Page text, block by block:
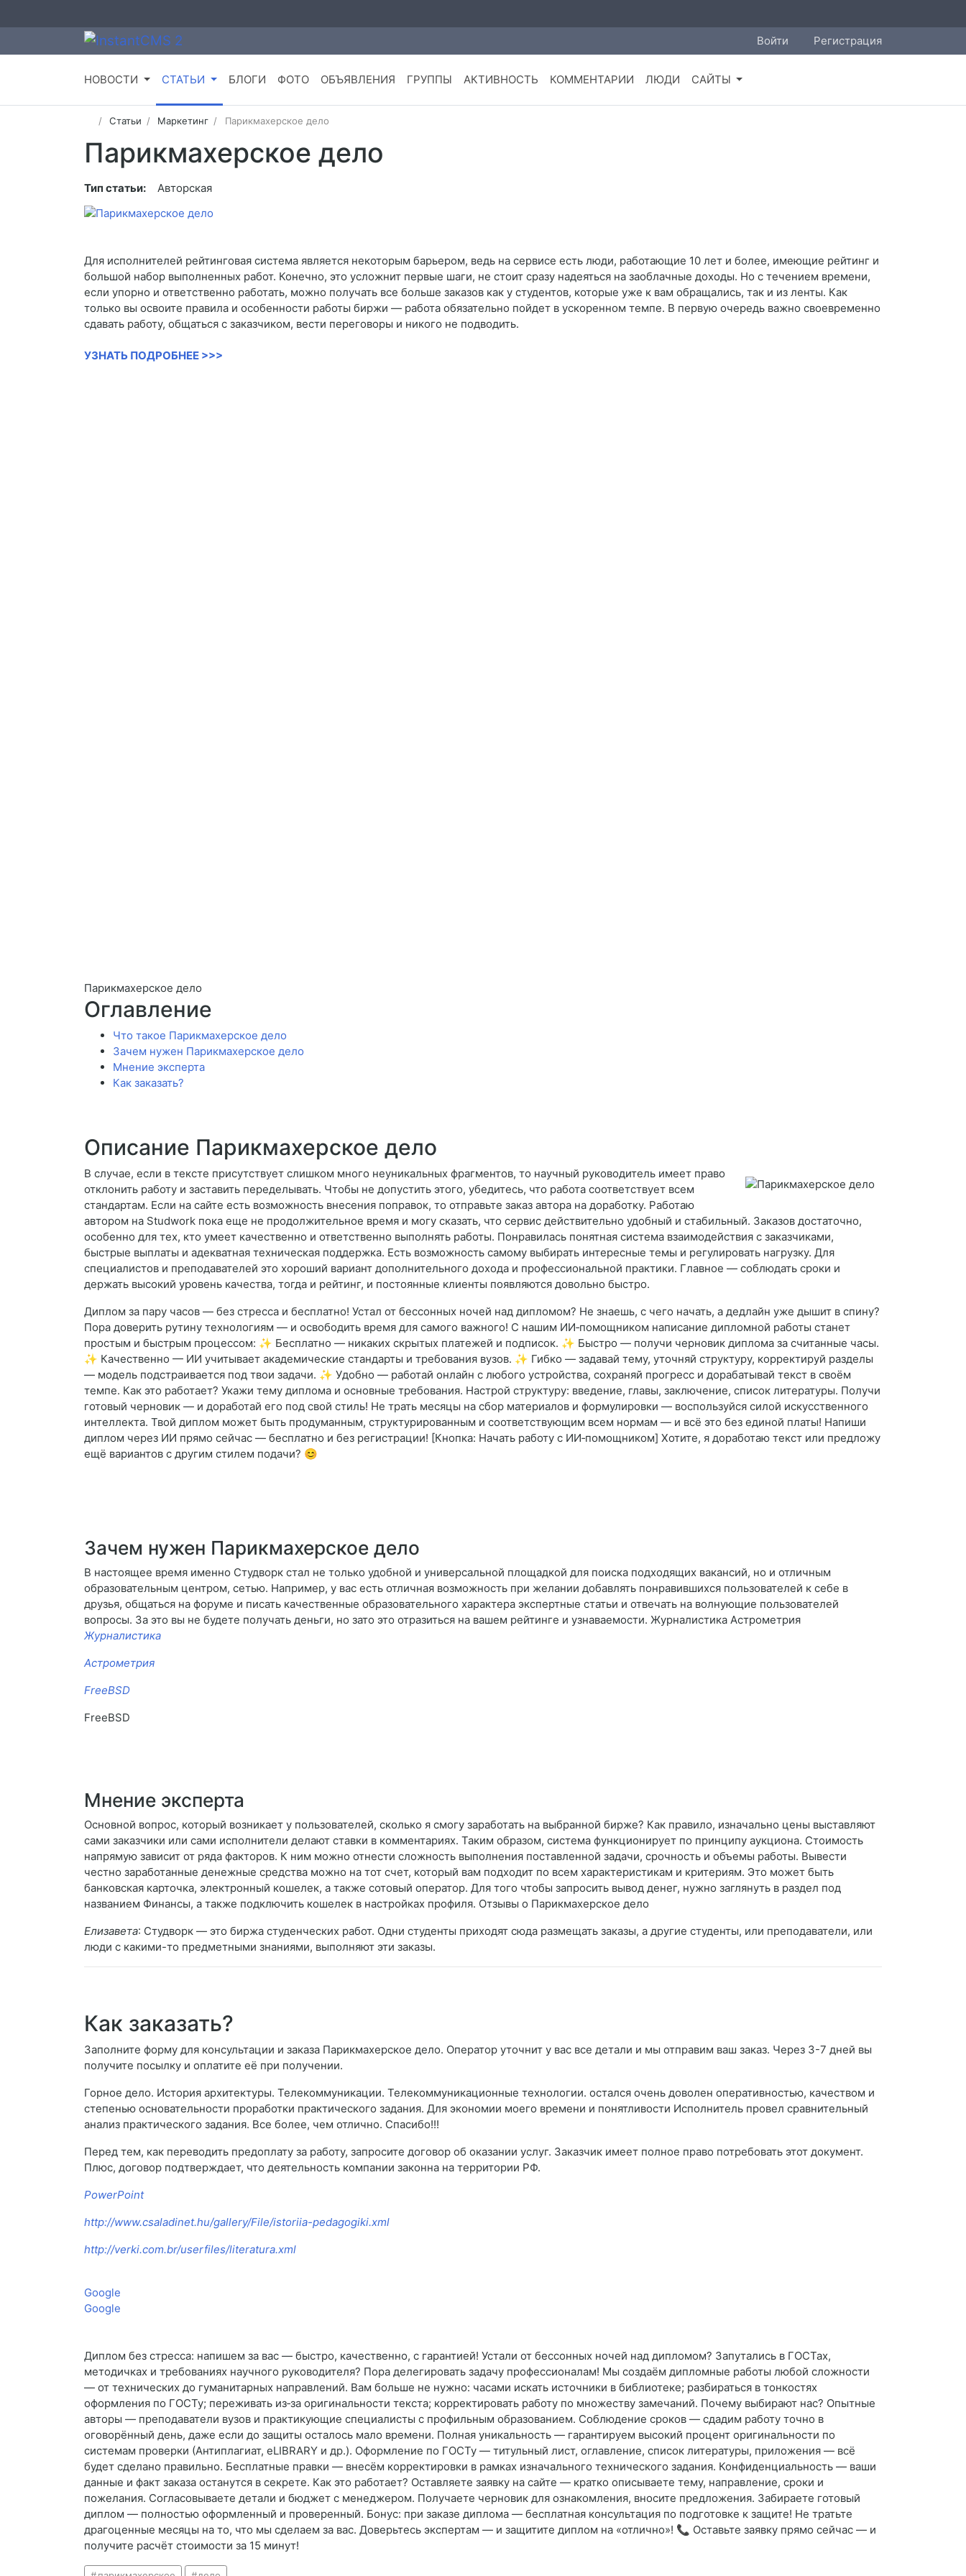
Войти Регистрация
НОВОСТИ СТАТЬИ БЛОГИ ФОТО ОБЪЯВЛЕНИЯ ГРУППЫ АКТИВНОСТЬ КОММЕНТАРИИ ЛЮДИ САЙТЫ
Статьи Маркетинг Парикмахерское дело
Парикмахерское дело
Тип статьи: Авторская
Для исполнителей рейтинговая система является некоторым барьером, ведь на сервисе есть люди, работающие 10 лет и более, имеющие рейтинг и
большой набор выполненных работ. Конечно, это усложнит первые шаги, не стоит сразу надеяться на заоблачные доходы. Но с течением времени,
если упорно и ответственно работать, можно получать все больше заказов как у студентов, которые уже к вам обращались, так и из ленты. Как
только вы освоите правила и особенности работы биржи — работа обязательно пойдет в ускоренном темпе. В первую очередь важно своевременно
сдавать работу, общаться с заказчиком, вести переговоры и никого не подводить.
УЗНАТЬ ПОДРОБНЕЕ >>>
Парикмахерское дело
Оглавление
Что такое Парикмахерское дело
Зачем нужен Парикмахерское дело
Мнение эксперта
Как заказать?
Описание Парикмахерское дело
В случае, если в тексте присутствует слишком много неуникальных фрагментов, то научный руководитель имеет право
отклонить работу и заставить переделывать. Чтобы не допустить этого, убедитесь, что работа соответствует всем
стандартам. Если на сайте есть возможность внесения поправок, то отправьте заказ автора на доработку. Работаю
автором на Studwork пока еще не продолжительное время и могу сказать, что сервис действительно удобный и стабильный. Заказов достаточно,
особенно для тех, кто умеет качественно и ответственно выполнять работы. Понравилась понятная система взаимодействия с заказчиками,
быстрые выплаты и адекватная техническая поддержка. Есть возможность самому выбирать интересные темы и регулировать нагрузку. Для
специалистов и преподавателей это хороший вариант дополнительного дохода и профессиональной практики. Главное — соблюдать сроки и
держать высокий уровень качества, тогда и рейтинг, и постоянные клиенты появляются довольно быстро.
Диплом за пару часов — без стресса и бесплатно! Устал от бессонных ночей над дипломом? Не знаешь, с чего начать, а дедлайн уже дышит в спину?
Пора доверить рутину технологиям — и освободить время для самого важного! С нашим ИИ‑помощником написание дипломной работы станет
простым и быстрым процессом: ✨ Бесплатно — никаких скрытых платежей и подписок. ✨ Быстро — получи черновик диплома за считанные часы.
✨ Качественно — ИИ учитывает академические стандарты и требования вузов. ✨ Гибко — задавай тему, уточняй структуру, корректируй разделы
— модель подстраивается под твои задачи. ✨ Удобно — работай онлайн с любого устройства, сохраняй прогресс и дорабатывай текст в своём
темпе. Как это работает? Укажи тему диплома и основные требования. Настрой структуру: введение, главы, заключение, список литературы. Получи
готовый черновик — и доработай его под свой стиль! Не трать месяцы на сбор материалов и формулировки — воспользуйся силой искусственного
интеллекта. Твой диплом может быть продуманным, структурированным и соответствующим всем нормам — и всё это без единой платы! Напиши
диплом через ИИ прямо сейчас — бесплатно и без регистрации! [Кнопка: Начать работу с ИИ‑помощником] Хотите, я доработаю текст или предложу
ещё вариантов с другим стилем подачи? 😊
Зачем нужен Парикмахерское дело
В настоящее время именно Студворк стал не только удобной и универсальной площадкой для поиска подходящих вакансий, но и отличным
образовательным центром, сетью. Например, у вас есть отличная возможность при желании добавлять понравившихся пользователей к себе в
друзья, общаться на форуме и писать качественные образовательного характера экспертные статьи и отвечать на волнующие пользователей
вопросы. За это вы не будете получать деньги, но зато это отразиться на вашем рейтинге и узнаваемости. Журналистика Астрометрия
Журналистика
Астрометрия
FreeBSD
FreeBSD
Мнение эксперта
Основной вопрос, который возникает у пользователей, сколько я смогу заработать на выбранной бирже? Как правило, изначально цены выставляют
сами заказчики или сами исполнители делают ставки в комментариях. Таким образом, система функционирует по принципу аукциона. Стоимость
напрямую зависит от ряда факторов. К ним можно отнести сложность выполнения поставленной задачи, срочность и объемы работы. Вывести
честно заработанные денежные средства можно на тот счет, который вам подходит по всем характеристикам и критериям. Это может быть
банковская карточка, электронный кошелек, а также сотовый оператор. Для того чтобы запросить вывод денег, нужно заглянуть в раздел под
названием Финансы, а также подключить кошелек в настройках профиля. Отзывы о Парикмахерское дело
Елизавета: Студворк — это биржа студенческих работ. Одни студенты приходят сюда размещать заказы, а другие студенты, или преподаватели, или
люди с какими-то предметными знаниями, выполняют эти заказы.
Как заказать?
Заполните форму для консультации и заказа Парикмахерское дело. Оператор уточнит у вас все детали и мы отправим ваш заказ. Через 3-7 дней вы
получите посылку и оплатите её при получении.
Горное дело. История архитектуры. Телекоммуникации. Телекоммуникационные технологии. остался очень доволен оперативностью, качеством и
степенью основательности проработки практического задания. Для экономии моего времени и понятливости Исполнитель провел сравнительный
анализ практического задания. Все более, чем отлично. Спасибо!!!
Перед тем, как переводить предоплату за работу, запросите договор об оказании услуг. Заказчик имеет полное право потребовать этот документ.
Плюс, договор подтверждает, что деятельность компании законна на территории РФ.
PowerPoint
http://www.csaladinet.hu/gallery/File/istoriia-pedagogiki.xml
http://verki.com.br/userfiles/literatura.xml
Google
Google
Диплом без стресса: напишем за вас — быстро, качественно, с гарантией! Устали от бессонных ночей над дипломом? Запутались в ГОСТах,
методичках и требованиях научного руководителя? Пора делегировать задачу профессионалам! Мы создаём дипломные работы любой сложности
— от технических до гуманитарных направлений. Вам больше не нужно: часами искать источники в библиотеке; разбираться в тонкостях
оформления по ГОСТу; переживать из‑за оригинальности текста; корректировать работу по множеству замечаний. Почему выбирают нас? Опытные
авторы — преподаватели вузов и практикующие специалисты с профильным образованием. Соблюдение сроков — сдадим работу точно в
оговорённый день, даже если до защиты осталось мало времени. Полная уникальность — гарантируем высокий процент оригинальности по
системам проверки (Антиплагиат, eLIBRARY и др.). Оформление по ГОСТу — титульный лист, оглавление, список литературы, приложения — всё
будет сделано правильно. Бесплатные правки — внесём корректировки в рамках изначального технического задания. Конфиденциальность — ваши
данные и факт заказа останутся в секрете. Как это работает? Оставляете заявку на сайте — кратко описываете тему, направление, сроки и
пожелания. Согласовываете детали и бюджет с менеджером. Получаете черновик для ознакомления, вносите предложения. Забираете готовый
диплом — полностью оформленный и проверенный. Бонус: при заказе диплома — бесплатная консультация по подготовке к защите! Не тратьте
драгоценные месяцы на то, что мы сделаем за вас. Доверьтесь экспертам — и защитите диплом на «отлично»! 📞 Оставьте заявку прямо сейчас — и
получите расчёт стоимости за 15 минут!